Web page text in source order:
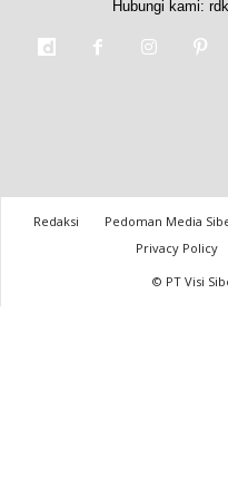
Hubungi kami:
Redaksi Pedoman Media
Privacy Policy
© PT Visi